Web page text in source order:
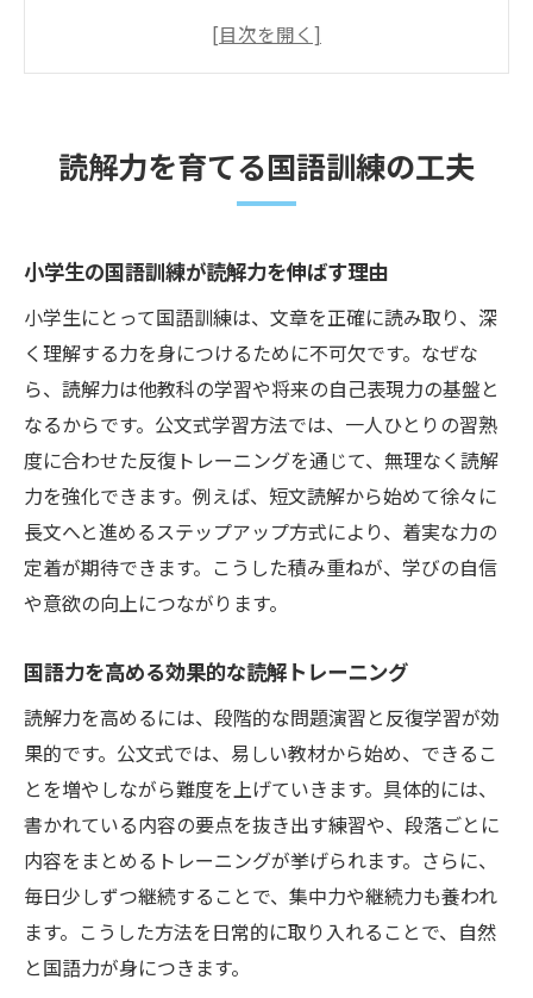
読解力アップに役立つ国語学習の実践例
読解力強化のための国語訓練の進め方
小学生の国語力向上に公文式が効果的な理由
み
国語訓練と読解力向上の公文式の特徴
小学生に合った公文式国語の学習法とは
公文式で読解力を無理なく伸ばす秘訣
国語力を育てる公文式活用法の実例紹介
読解力強化に公文式が選ばれる理由を解説
家庭でできる読解トレーニング実践術
家庭学習で小学生の国語読解力を高める方
法
親子で取り組む国語訓練のポイントと工夫
読解力を伸ばす日常の国語学習アイデア
公文式を取り入れた家庭での国語力強化術
小学生が楽しく学べる読解トレーニング法
家庭で続く国語訓練が読解力に与える効果
公文式学習が導く小学生の読解力アップ法
公文式で小学生の国語読解力が伸びる理由
読解力を鍛える公文式の学習プロセス解説
国語力向上に役立つ公文式読解トレーニン
グ
読解力を育てる国語訓練の工夫
小学生の国語訓練が読解力を伸ばす理由
小学生にとって国語訓練は、文章を正確に読み取り、深
く理解する力を身につけるために不可欠です。なぜな
ら、読解力は他教科の学習や将来の自己表現力の基盤と
なるからです。公文式学習方法では、一人ひとりの習熟
度に合わせた反復トレーニングを通じて、無理なく読解
力を強化できます。例えば、短文読解から始めて徐々に
長文へと進めるステップアップ方式により、着実な力の
定着が期待できます。こうした積み重ねが、学びの自信
や意欲の向上につながります。
国語力を高める効果的な読解トレーニング
読解力を高めるには、段階的な問題演習と反復学習が効
果的です。公文式では、易しい教材から始め、できるこ
とを増やしながら難度を上げていきます。具体的には、
書かれている内容の要点を抜き出す練習や、段落ごとに
内容をまとめるトレーニングが挙げられます。さらに、
毎日少しずつ継続することで、集中力や継続力も養われ
ます。こうした方法を日常的に取り入れることで、自然
と国語力が身につきます。